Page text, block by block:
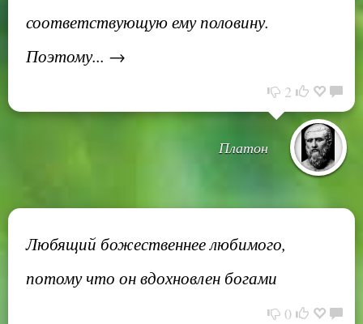
соответствующую ему половину.
Поэтому... →
2
Платон
Любящий божественнее любимого,
потому что он вдохновлен богами
0